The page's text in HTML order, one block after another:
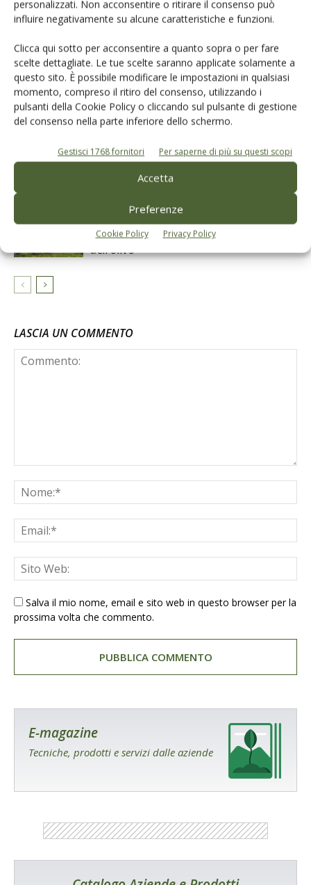
personalizzati. Non acconsentire o ritirare il consenso può
influire negativamente su alcune caratteristiche e funzioni.
Clicca qui sotto per acconsentire a quanto sopra o per fare
scelte dettagliate. Le tue scelte saranno applicate solamente a
questo sito. È possibile modificare le impostazioni in qualsiasi
momento, compreso il ritiro del consenso, utilizzando i
pulsanti della Cookie Policy o cliccando sul pulsante di gestione
del consenso nella parte inferiore dello schermo.
Gestisci 1768 fornitori Per saperne di più su questi scopi
Accetta
Preferenze
Cookie Policy Privacy Policy
Articoli correlati
Microfighter, meno rame contro la
rogna
Cicale, nuovo pericolo per gli oliveti
pugliesi?
Meno rame in agricoltura, l’esperienza
di Microfighter contro la rogna
dell’olivo
LASCIA UN COMMENTO
Salva il mio nome, email e sito web in questo browser per la
prossima volta che commento.
E-magazine
Tecniche, prodotti e servizi dalle aziende